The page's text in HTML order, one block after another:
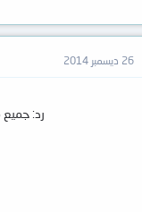
26 ديسمبر 2014
رد: